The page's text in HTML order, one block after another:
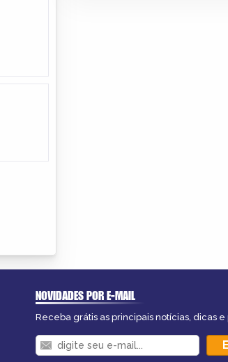
NOVIDADES POR E-MAIL
Receba grátis as principais notícias, dicas